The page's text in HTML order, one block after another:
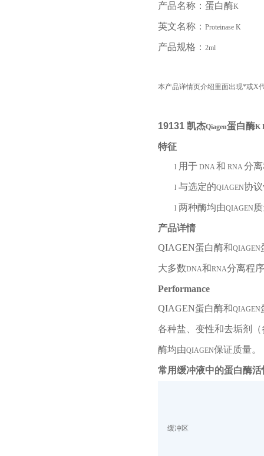
产品名称：蛋白酶K
英文名称： Proteinase K
产品规格： 2ml
本产品详情页介绍里面出现*或X
19131 凯杰Qiagen蛋白酶K
特征
l 用于 DNA和 RNA分
l 与选定的QIAGEN协
l 两种酶均由QIAGEN
产品详情
QIAGEN蛋白酶和QIAGEN
大多数DNA和RNA分离程
Performance
QIAGEN蛋白酶和QIAGEN
各种盐、变性和去垢剂
酶均由QIAGEN保证质量。
常用缓冲液中的蛋白酶活
缓冲区